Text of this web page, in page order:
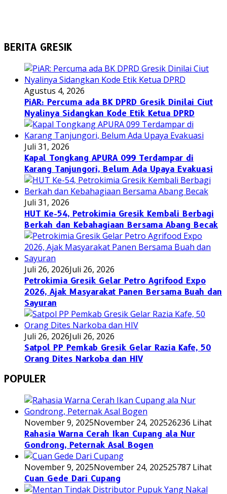
BERITA GRESIK
Agustus 4, 2026
PiAR: Percuma ada BK DPRD Gresik Dinilai Ciut
Nyalinya Sidangkan Kode Etik Ketua DPRD
Juli 31, 2026
Kapal Tongkang APURA 099 Terdampar di
Karang Tanjungori, Belum Ada Upaya Evakuasi
Juli 31, 2026
HUT Ke-54, Petrokimia Gresik Kembali Berbagi
Berkah dan Kebahagiaan Bersama Abang Becak
Juli 26, 2026Juli 26, 2026
Petrokimia Gresik Gelar Petro Agrifood Expo
2026, Ajak Masyarakat Panen Bersama Buah dan
Sayuran
Juli 26, 2026Juli 26, 2026
Satpol PP Pemkab Gresik Gelar Razia Kafe, 50
Orang Dites Narkoba dan HIV
POPULER
November 9, 2025November 24, 202526236 Lihat
Rahasia Warna Cerah Ikan Cupang ala Nur
Gondrong, Peternak Asal Bogen
November 9, 2025November 24, 202525787 Lihat
Cuan Gede Dari Cupang